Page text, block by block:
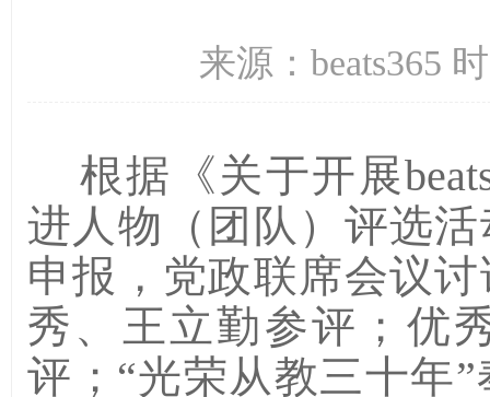
来源：beats365
根据《关于开展
进人物（团队）评选
申报，党政联席会议
秀、王立勤参评；优
评；“光荣从教三十年